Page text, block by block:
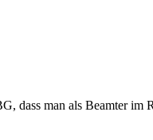
dass man als Beamter